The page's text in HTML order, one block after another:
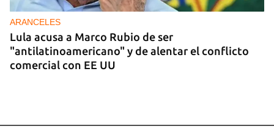
ARANCELES
Lula acusa a Marco Rubio de ser
"antilatinoamericano" y de alentar el conflicto
comercial con EE UU